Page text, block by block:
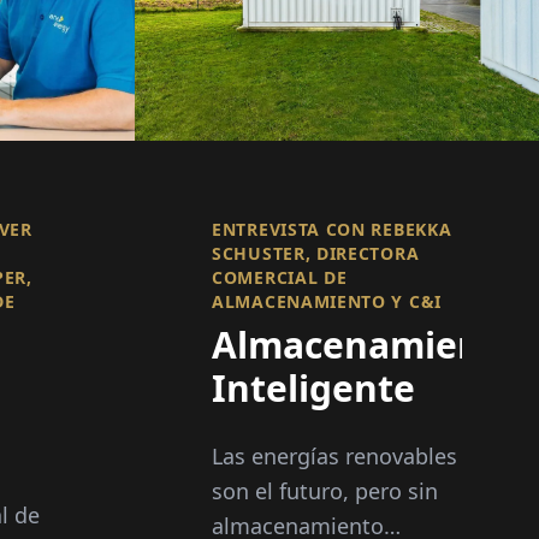
de
ENTREVISTA CON REBEKKA
SCHUSTER, DIRECTORA
COMERCIAL DE
ALMACENAMIENTO Y C&I
Almacenamiento
Inteligente
Las energías renovables
son el futuro, pero sin
almacenamiento